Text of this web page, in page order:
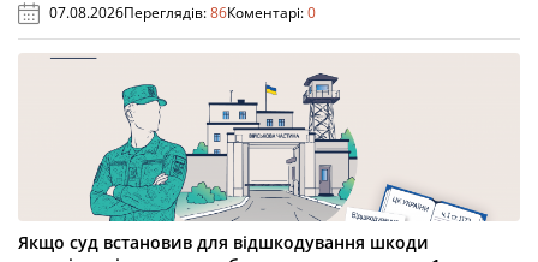
07.08.2026Переглядів:86Коментарі:0
Якщо суд встановив для відшкодування шкоди